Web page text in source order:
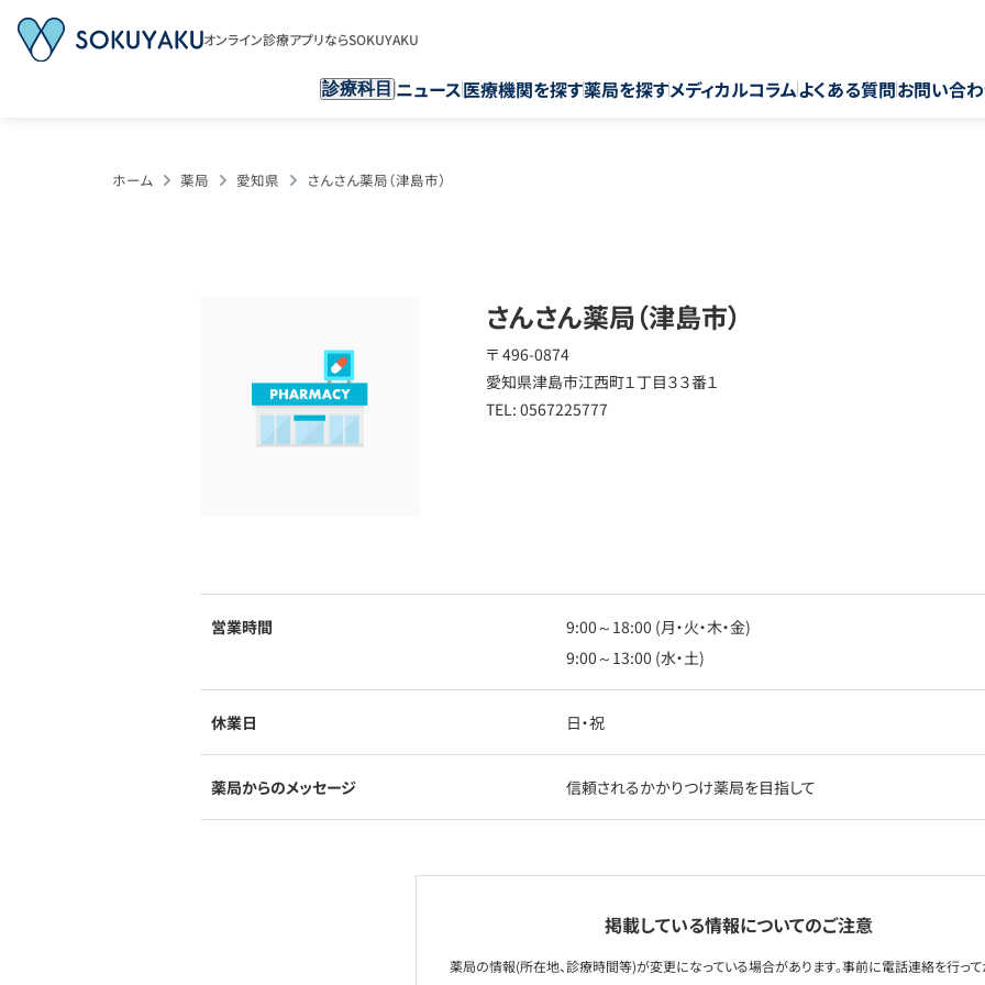
オンライン診療アプリならSOKUYAKU
診療科目 ニュース医療機関を探す薬局を探すメディカルコラムよくある質問お問い合
ホーム 薬局 愛知県 さんさん薬局（津島市）
さんさん薬局（津島市）
〒 496-0874
愛知県津島市江西町１丁目３３番１
TEL: 0567225777
営業時間
9:00～18:00 (月・火・木・金)
9:00～13:00 (水・土)
休業日 日・祝
薬局からのメッセージ 信頼されるかかりつけ薬局を目指して
掲載している情報についてのご注意
薬局の情報(所在地、診療時間等)が変更になっている場合があります。事前に電話連絡を行っ